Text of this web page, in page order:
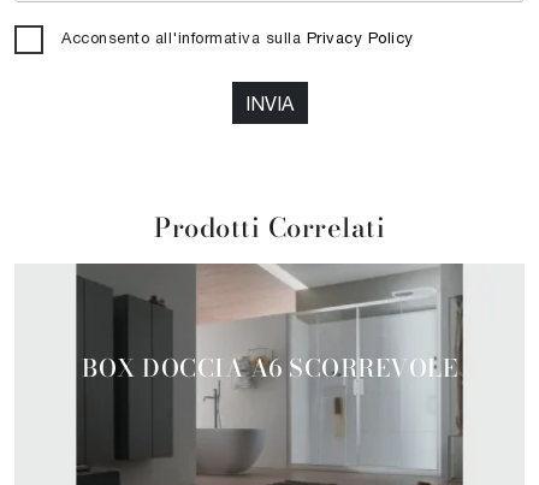
Prodotti Correlati
BOX DOCCIA A6 SCORREVOLE
Acconsento all'informativa sulla Privacy Policy
INVIA